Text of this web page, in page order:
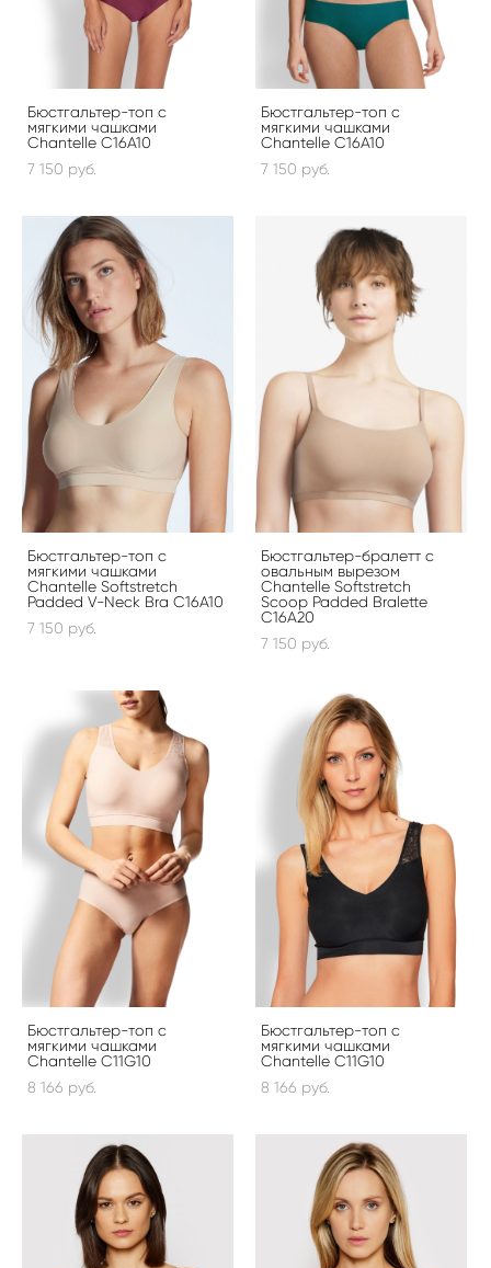
Бюстгальтер-топ с
мягкими чашками
Chantelle C16A10
7 150 pуб.
Бюстгальтер-топ с
мягкими чашками
Chantelle C16A10
7 150 pуб.
Бюстгальтер-топ с
мягкими чашками
Chantelle Softstretch
Padded V-Neck Bra C16A10
7 150 pуб.
Бюстгальтер-бралетт с
овальным вырезом
Chantelle Softstretch
Scoop Padded Bralette
C16A20
7 150 pуб.
Бюстгальтер-топ с
мягкими чашками
Chantelle C11G10
8 166 pуб.
Бюстгальтер-топ с
мягкими чашками
Chantelle C11G10
8 166 pуб.